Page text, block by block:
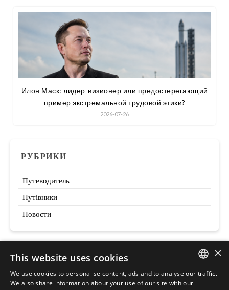
Илон Маск: лидер-визионер или предостерегающий
пример экстремальной трудовой этики?
2026-07-26
РУБРИКИ
Путеводитель
Путівники
Новости
ENGLISH
×
This website uses cookies
We use cookies to personalise content, ads and to analyse our traffic.
We also share information about your use of our site with our